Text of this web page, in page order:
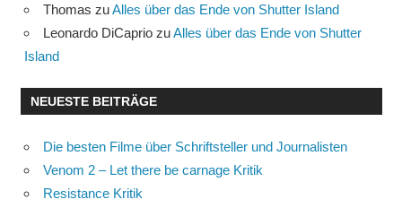
Thomas zuAlles über das Ende von Shutter Island
Leonardo DiCaprio zuAlles über das Ende von Shutter
Island
NEUESTE BEITRÄGE
Die besten Filme über Schriftsteller und Journalisten
Venom 2 – Let there be carnage Kritik
Resistance Kritik